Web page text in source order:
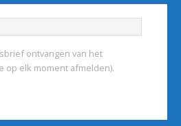
ontvangen van het
op elk moment afmelden).